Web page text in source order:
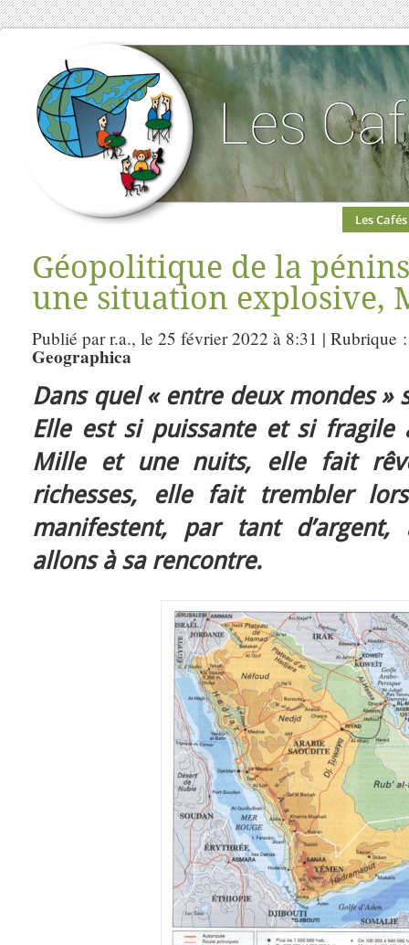
Les Cafés
Géopolitique de la
une situation explosive,
Publié par r.a., le 25 février 2022 à 8:31 | Rubrique
Geographica
Dans quel « entre deux mondes »
Elle est si puissante et si
Mille et une nuits, elle fait
richesses, elle fait trembler
manifestent, par tant
allons à sa rencontre.